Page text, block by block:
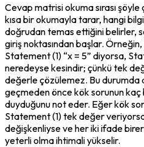
Cevap matrisi okuma sırası
kısa bir okumayla tarar, hangi
doğrudan temas ettiğini belirler,
giriş noktasından başlar.
Statement (1) “x = 5” diyorsa,
neredeyse kesindir; çünkü tek
değerle çözülemez. Bu
geçmeden önce kök sorunun kaç
duyduğunu not eder. Eğer kök
Statement (1) tek değer
değişkenliyse ve her iki ifade
yeterli olma ihtimali yükselir.